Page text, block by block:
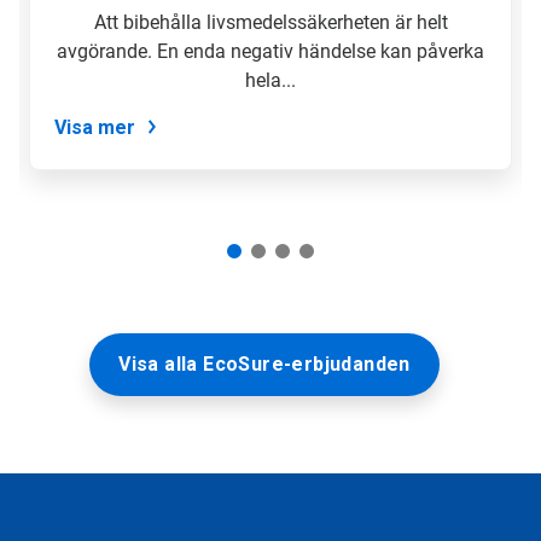
Att bibehålla livsmedelssäkerheten är helt
avgörande. En enda negativ händelse kan påverka
hela...
Visa mer
Visa alla EcoSure-erbjudanden